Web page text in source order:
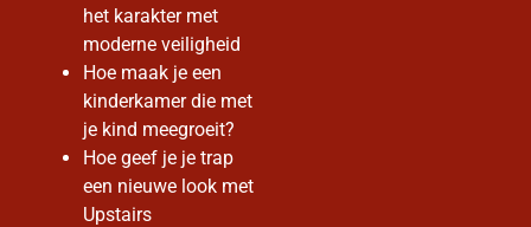
het karakter met
moderne veiligheid
Hoe maak je een
kinderkamer die met
je kind meegroeit?
Hoe geef je je trap
een nieuwe look met
Upstairs